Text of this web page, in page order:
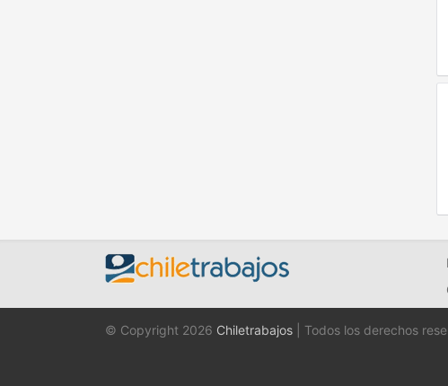
© Copyright 2026 Chiletrabajos | Todos los derechos